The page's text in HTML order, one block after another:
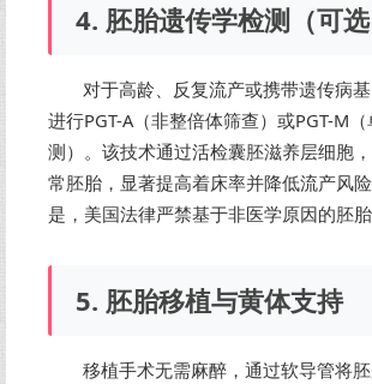
4. 胚胎遗传学检测（可选
对于高龄、反复流产或携带遗传病
进行PGT-A（非整倍体筛查）或PGT-M
测）。该技术通过活检囊胚滋养层细胞
常胚胎，显著提高着床率并降低流产风
是，美国法律严禁基于非医学原因的胚胎
5. 胚胎移植与黄体支持
移植手术无需麻醉，通过软导管将